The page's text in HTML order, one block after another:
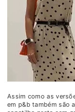
Assim como as
em p&b também são